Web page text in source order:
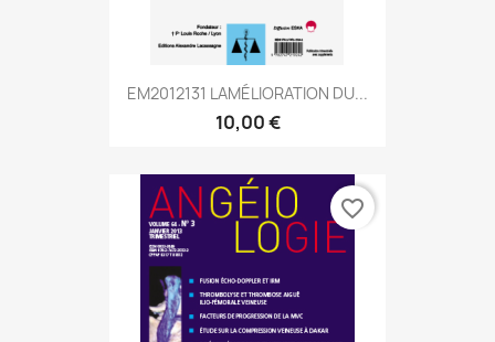
EM2012131 LAMÉLIORATION DU...
10,00 €
favorite_border